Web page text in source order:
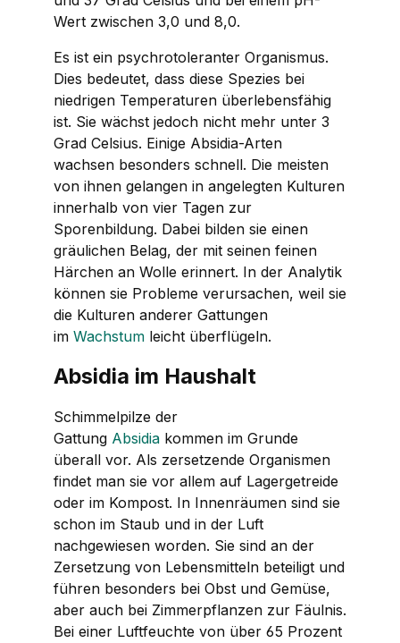
Wert zwischen 3,0 und 8,0.
Es ist ein psychrotoleranter Organismus.
Dies bedeutet, dass diese Spezies bei
niedrigen Temperaturen überlebensfähig
ist. Sie wächst jedoch nicht mehr unter 3
Grad Celsius. Einige Absidia-Arten
wachsen besonders schnell. Die meisten
von ihnen gelangen in angelegten Kulturen
innerhalb von vier Tagen zur
Sporenbildung. Dabei bilden sie einen
gräulichen Belag, der mit seinen feinen
Härchen an Wolle erinnert. In der Analytik
können sie Probleme verursachen, weil sie
die Kulturen anderer Gattungen
im Wachstum leicht überflügeln.
Absidia im Haushalt
Schimmelpilze der
Gattung Absidia kommen im Grunde
überall vor. Als zersetzende Organismen
findet man sie vor allem auf Lagergetreide
oder im Kompost. In Innenräumen sind sie
schon im Staub und in der Luft
nachgewiesen worden. Sie sind an der
Zersetzung von Lebensmitteln beteiligt und
führen besonders bei Obst und Gemüse,
aber auch bei Zimmerpflanzen zur Fäulnis.
Bei einer Luftfeuchte von über 65 Prozent